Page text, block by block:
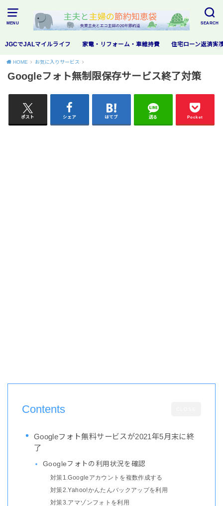
MENU SEARCH
JGCでJALマイルライフ 家電・リフォーム・車維持費 住宅ローン返済実
HOME お気に入りサービス
Googleフォト無制限保存サービス終了対策
ポスト シェア はてブ 送る Pocket
Contents
Googleフォト無料サービスが2021年5月末に終
了
Googleフォトの利用状況を確認
対策1.Googleアカウントを複数作成する
対策2.Yahoo!かんたんバックアップを利用
対策3.アマゾンフォトを利用